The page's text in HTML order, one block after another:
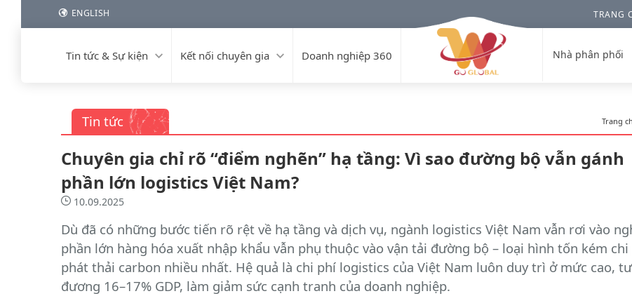
ENGLISH TRANG
Doanh nghiệp 360
Kết nối chuyên gia
Tin tức & Sự kiện Nhà phân phối
Trang
Tin tức
Chuyên gia chỉ rõ “điểm nghẽn” hạ tầng: Vì sao đường bộ vẫn gánh
phần lớn logistics Việt Nam?
10.09.2025
Dù đã có những bước tiến rõ rệt về hạ tầng và dịch vụ, ngành logistics Việt Nam vẫn rơi vào
phần lớn hàng hóa xuất nhập khẩu vẫn phụ thuộc vào vận tải đường bộ – loại hình tốn kém chi
phát thải carbon nhiều nhất. Hệ quả là chi phí logistics của Việt Nam luôn duy trì ở mức cao,
đương 16–17% GDP, làm giảm sức cạnh tranh của doanh nghiệp.